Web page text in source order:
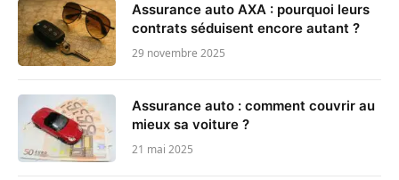
Assurance auto AXA : pourquoi leurs
contrats séduisent encore autant ?
29 novembre 2025
Assurance auto : comment couvrir au
mieux sa voiture ?
21 mai 2025